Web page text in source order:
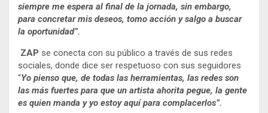
siempre me espera al final de la jornada, sin embargo,
para concretar mis deseos, tomo acción y salgo a buscar
la oportunidad”.
ZAP se conecta con su público a través de sus redes
sociales, donde dice ser respetuoso con sus seguidores
“Yo pienso que, de todas las herramientas, las redes son
las más fuertes para que un artista ahorita pegue, la gente
es quien manda y yo estoy aquí para complacerlos”.